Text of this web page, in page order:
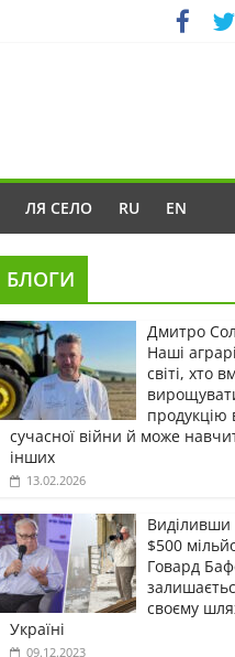
ЛЯ СЕЛО RU EN
БЛОГИ
Дмитро
Наші
світі, хто
продукцію
сучасної війни й може
інших
13.02.2026
Виділивши
$500
Говард
своєму
Україні
09.12.2023